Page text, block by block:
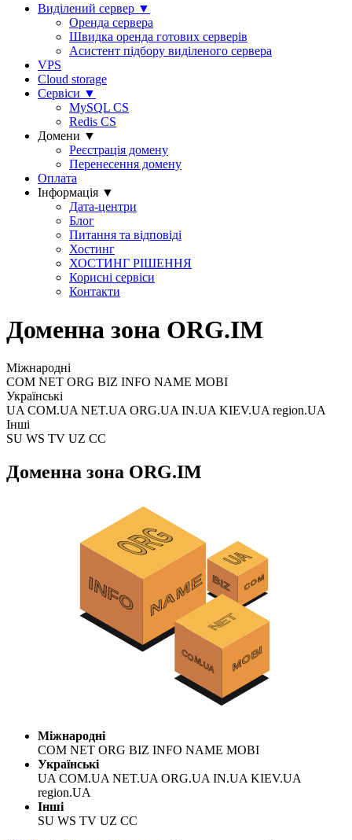
Виділений сервер ▼
Оренда сервера
Швидка оренда готових серверів
Асистент підбору виділеного сервера
VPS
Cloud storage
Сервіси ▼
MySQL CS
Redis CS
Домени ▼
Реєстрація домену
Перенесення домену
Оплата
Інформація ▼
Дата-центри
Блог
Питання та відповіді
Хостинг
ХОСТИНГ РІШЕННЯ
Корисні сервіси
Контакти
Доменна зона ORG.IM
Міжнародні
COM NET ORG BIZ INFO NAME MOBI
Українські
UA COM.UA NET.UA ORG.UA IN.UA KIEV.UA region.UA
Інші
SU WS TV UZ CC
Доменна зона ORG.IM
Міжнародні
COM NET ORG BIZ INFO NAME MOBI
Українські
UA COM.UA NET.UA ORG.UA IN.UA KIEV.UA
region.UA
Інші
SU WS TV UZ CC